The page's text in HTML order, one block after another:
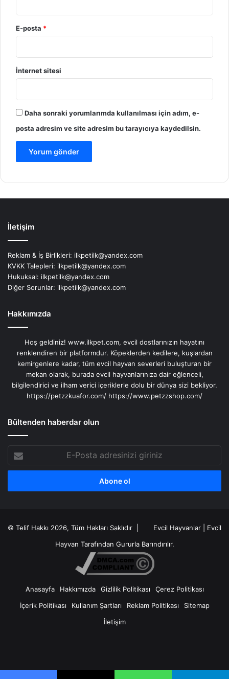
E-posta *
İnternet sitesi
Daha sonraki yorumlarımda kullanılması için adım, e-
posta adresim ve site adresim bu tarayıcıya kaydedilsin.
İletişim
Reklam & İş Birlikleri: ilkpetilk@yandex.com
KVKK Talepleri: ilkpetilk@yandex.com
Hukuksal: ilkpetilk@yandex.com
Diğer Sorunlar: ilkpetilk@yandex.com
Hakkımızda
Hoş geldiniz! www.ilkpet.com, evcil dostlarınızın hayatını
renklendiren bir platformdur. Köpeklerden kedilere, kuşlardan
kemirgenlere kadar, tüm evcil hayvan severleri buluşturan bir
mekan olarak, burada evcil hayvanlarınıza dair eğlenceli,
bilgilendirici ve ilham verici içeriklerle dolu bir dünya sizi bekliyor.
https://petzzkuafor.com/ https://www.petzzshop.com/
Bültenden haberdar olun
Posta
adresinizi
© Telif Hakkı 2026, Tüm Hakları Saklıdır | Evcil Hayvanlar
Evcil
Hayvan Tarafından Gururla Barındırılır.
Anasayfa Hakkımızda Gizlilik Politikası
Çerez Politikası
İçerik Politikası
Kullanım Şartları Reklam Politikası
Sitemap
İletişim